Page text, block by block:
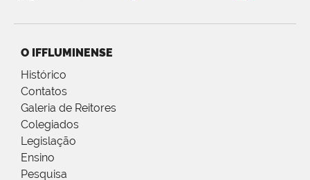
O IFFLUMINENSE
Histórico
Contatos
Galeria de Reitores
Colegiados
Legislação
Ensino
Pesquisa